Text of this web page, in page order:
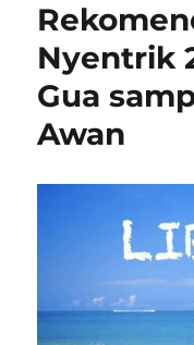
Nyentrik
Gua
Awan